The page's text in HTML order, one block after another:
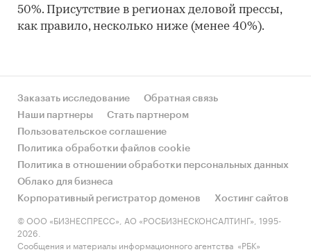
50%. Присутствие в регионах деловой прессы,
как правило, несколько ниже (менее 40%).
Заказать исследование
Обратная связь
Наши партнеры
Стать партнером
Пользовательское соглашение
Политика обработки файлов cookie
Политика в отношении обработки персональных данных
Облако для бизнеса
Корпоративный регистратор доменов
Хостинг сайтов
© ООО «БИЗНЕСПРЕСС», АО «РОСБИЗНЕСКОНСАЛТИНГ», 1995-
2026.
Сообщения и материалы информационного агентства «РБК»